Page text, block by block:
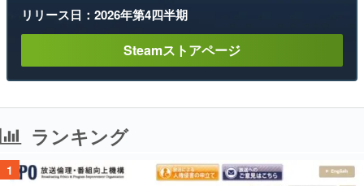
リリース日：2026年第4四半期
Steamストアページ
ランキング
1